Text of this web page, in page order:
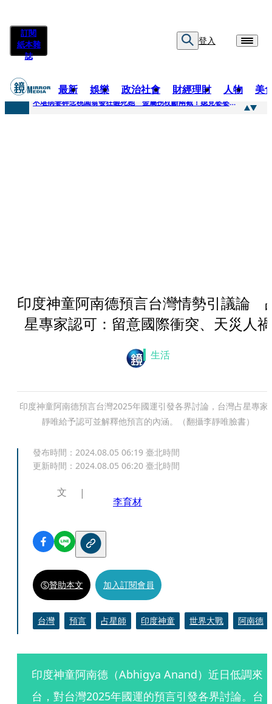
訂閱
紙本雜
誌
登入
最新 娛樂 政治社會 財經理財 人物 美
快訊
不堪病妻碎念桃園翁發狂砸死她 金屬拐杖斷兩截！媳見婆婆屍右臉全爛
印度神童阿南德預言台灣情勢引議論
星專家認可：留意國際衝突、天災人禍
生活
印度神童阿南德預言台灣2025年國運引發各界討論，台灣占星專家
靜唯給予認可並解釋他預言的內涵。（翻攝李靜唯臉書）
發布時間： 2024.08.05 06:19 臺北時間
更新時間： 2024.08.05 06:20 臺北時間
文
李育材
贊助本文 加入訂閱會員
台灣 預言 占星師 印度神童 世界大戰 阿南德
印度神童阿南德（Abhigya Anand）近日低調來
台，對台灣2025年國運的預言引發各界討論。台